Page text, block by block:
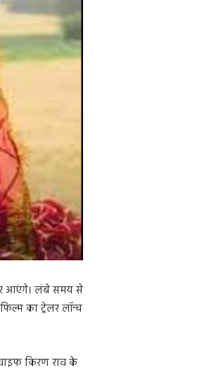
आएंगे। लंबे समय से
का ट्रेलर लॉन्च
किरण राव के